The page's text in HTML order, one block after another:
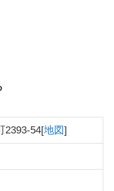
2393-54[地図]